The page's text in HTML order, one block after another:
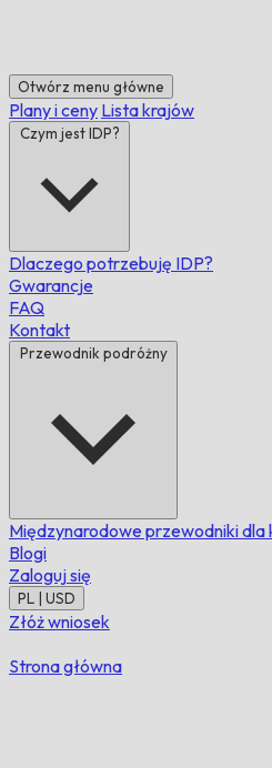
Otwórz menu główne
Plany i ceny Lista krajów
Czym jest IDP?
Dlaczego potrzebuję IDP?
Gwarancje
FAQ
Kontakt
Przewodnik podróżny
Międzynarodowe przewodniki dla
Blogi
Zaloguj się
PL | USD
Złóż wniosek
Strona główna